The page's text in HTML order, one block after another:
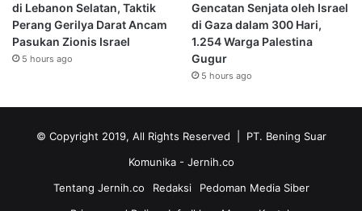
di Lebanon Selatan, Taktik
Perang Gerilya Darat Ancam
Pasukan Zionis Israel
5 hours ago
Gencatan Senjata oleh Israel
di Gaza dalam 300 Hari,
1.254 Warga Palestina
Gugur
5 hours ago
© Copyright 2019, All Rights Reserved | PT. Bening Suar
Komunika - Jernih.co
Tentang Jernih.co
Redaksi
Pedoman Media Siber